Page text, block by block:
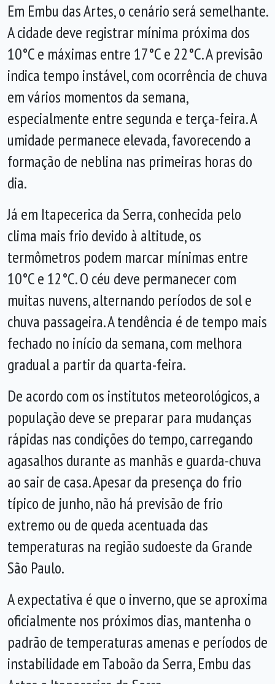
Em Embu das Artes, o cenário será semelhante.
A cidade deve registrar mínima próxima dos
10°C e máximas entre 17°C e 22°C. A previsão
indica tempo instável, com ocorrência de chuva
em vários momentos da semana,
especialmente entre segunda e terça-feira. A
umidade permanece elevada, favorecendo a
formação de neblina nas primeiras horas do
dia.
Já em Itapecerica da Serra, conhecida pelo
clima mais frio devido à altitude, os
termômetros podem marcar mínimas entre
10°C e 12°C. O céu deve permanecer com
muitas nuvens, alternando períodos de sol e
chuva passageira. A tendência é de tempo mais
fechado no início da semana, com melhora
gradual a partir da quarta-feira.
De acordo com os institutos meteorológicos, a
população deve se preparar para mudanças
rápidas nas condições do tempo, carregando
agasalhos durante as manhãs e guarda-chuva
ao sair de casa. Apesar da presença do frio
típico de junho, não há previsão de frio
extremo ou de queda acentuada das
temperaturas na região sudoeste da Grande
São Paulo.
A expectativa é que o inverno, que se aproxima
oficialmente nos próximos dias, mantenha o
padrão de temperaturas amenas e períodos de
instabilidade em Taboão da Serra, Embu das